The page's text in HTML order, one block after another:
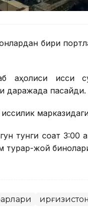
бири
аҳолиси иссиқ
даражада пасайди.
тунги соат
жой бинолари
Қирғизистон